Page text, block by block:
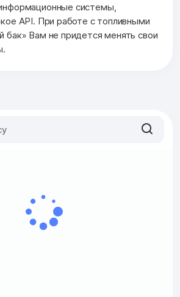
системы,
API. При работе с топливными
бак» Вам не придется менять свои